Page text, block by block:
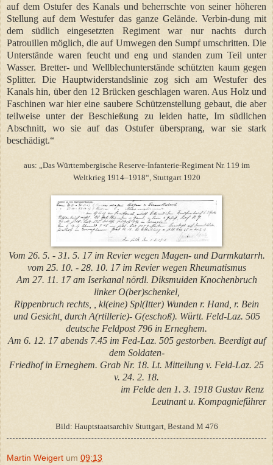
auf dem Ostufer des Kanals und beherrschte von seiner höheren
Stellung auf dem Westufer das ganze Gelände. Verbin-dung mit
dem südlich eingesetzten Regiment war nur nachts durch
Patrouillen möglich, die auf Umwegen den Sumpf umschritten. Die
Unterstände waren feucht und eng und standen zum Teil unter
Wasser. Bretter- und Wellblechunterstände schützten kaum gegen
Splitter. Die Hauptwiderstandslinie zog sich am Westufer des
Kanals hin, über den 12 Brücken geschlagen waren. Aus Holz und
Faschinen war hier eine saubere Schützenstellung gebaut, die aber
teilweise unter der Beschießung zu leiden hatte, Im südlichen
Abschnitt, wo sie auf das Ostufer übersprang, war sie stark
beschädigt.“
aus: „Das Württembergische Reserve-Infanterie-Regiment Nr. 119 im
Weltkrieg 1914–1918“, Stuttgart 1920
Vom 26. 5. - 31. 5. 17 im Revier wegen Magen- und Darmkatarrh.
vom 25. 10. - 28. 10. 17 im Revier wegen Rheumatismus
Am 27. 11. 17 am Iserkanal nördl. Diksmuiden Knochenbruch
linker O(ber)schenkel,
Rippenbruch rechts, , kl(eine) Spl(Itter) Wunden r. Hand, r. Bein
und Gesicht, durch A(rtillerie)- G(eschoß). Württ. Feld-Laz. 505
deutsche Feldpost 796 in Erneghem.
Am 6. 12. 17 abends 7.45 im Fed-Laz. 505 gestorben. Beerdigt auf
dem Soldaten-
Friedhof in Erneghem. Grab Nr. 18. Lt. Mitteilung v. Feld-Laz. 25
v. 24. 2. 18.
im Felde den 1. 3. 1918 Gustav Renz
Leutnant u. Kompagnieführer
Bild: Hauptstaatsarchiv Stuttgart, Bestand M 476
Martin Weigert um 09:13